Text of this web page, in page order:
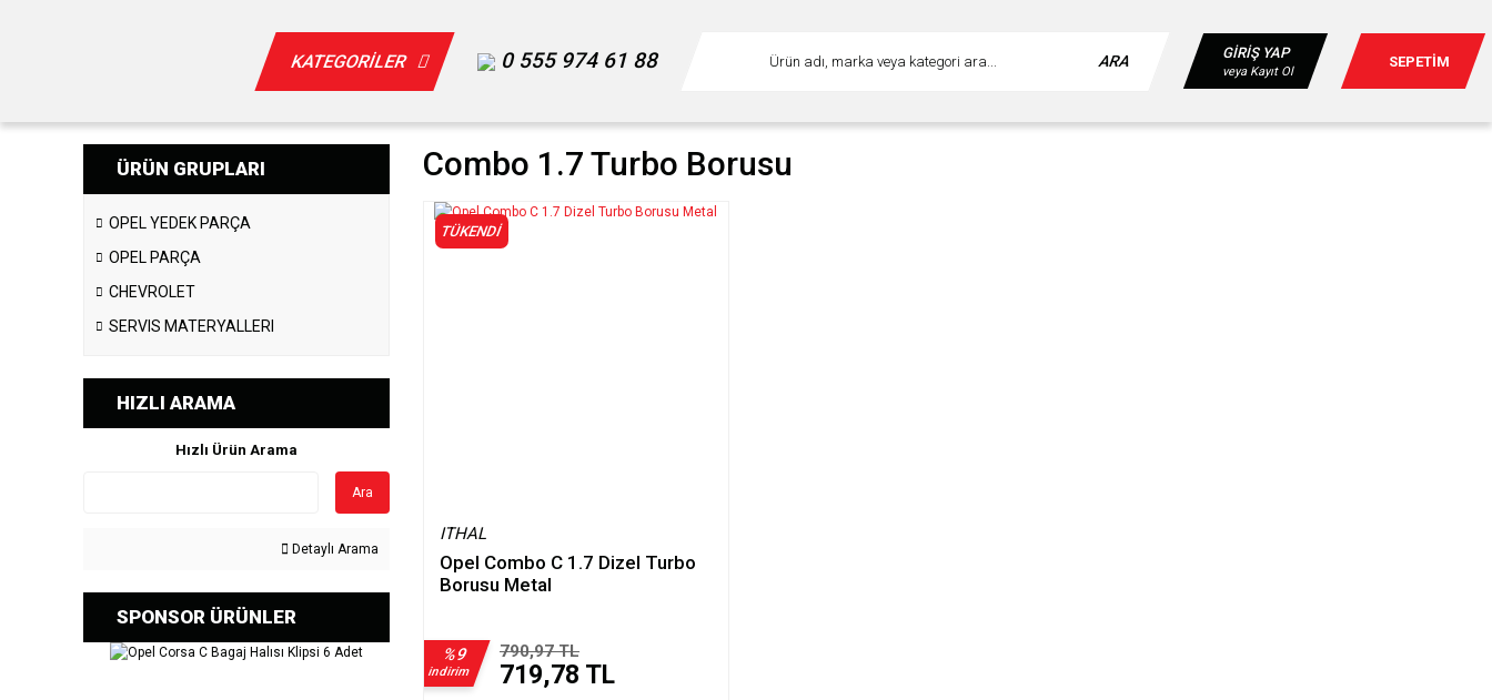
KATEGORİLER 0 555 974 61 88 ARA GİRİŞ YAP
veya Kayıt Ol
SEPETİM
ÜRÜN GRUPLARI
OPEL YEDEK PARÇA
OPEL PARÇA
CHEVROLET
SERVIS MATERYALLERI
HIZLI ARAMA
Hızlı Ürün Arama
Ara
Detaylı Arama
SPONSOR ÜRÜNLER
Combo 1.7 Turbo Borusu
TÜKENDİ
ITHAL
Opel Combo C 1.7 Dizel Turbo
Borusu Metal
%9
indirim
790,97 TL
719,78 TL